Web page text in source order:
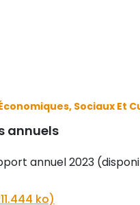
Sociaux Et
annuels
annuel 2023
ko)